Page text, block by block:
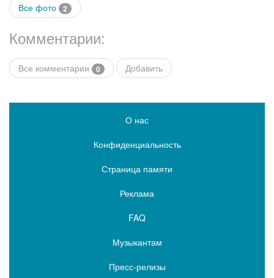
Все фото 2
Комментарии:
Все комментарии 0 Добавить
О нас
Конфиденциальность
Страница памяти
Реклама
FAQ
Музыкантам
Пресс-релизы